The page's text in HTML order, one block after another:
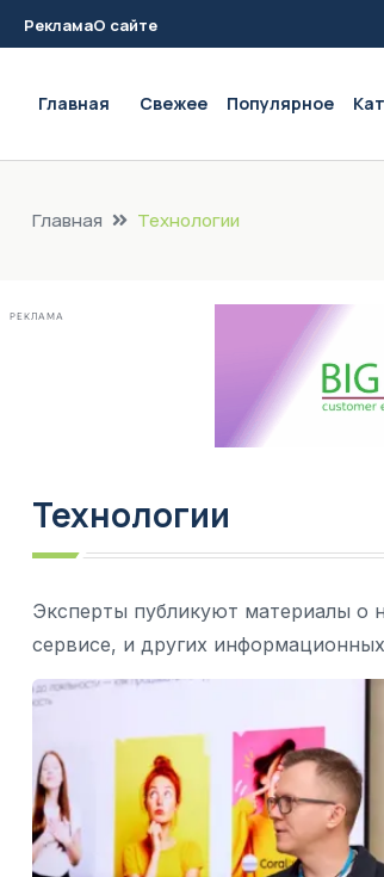
РекламаО сайте
Главная Свежее Популярное
Главная Технологии
РЕКЛАМА
Технологии
Эксперты публикуют материалы о
сервисе, и других